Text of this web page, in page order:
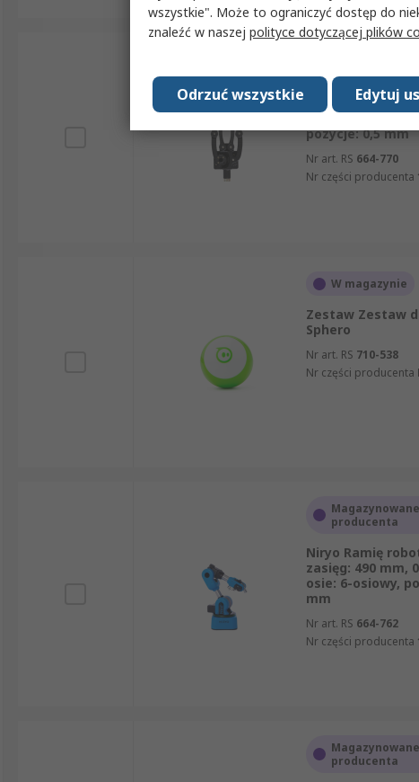
Niryo Robot,
468mm/s, 12V,
pozycje: 0,5 mm
Nr art. RS 664-770
Nr części producenta
W magazynie
Zestaw Zestaw
Sphero
Nr art. RS 710-538
Nr części producenta
producenta
Niryo Ramię
zasięg: 490 mm,
osie: 6-osiowy,
mm
Nr art. RS 664-762
Nr części producenta
producenta
wszystkie". Może to ograniczyć dostęp do
znaleźć w naszej polityce dotyczącej plików
Edytuj
Odrzuć wszystkie